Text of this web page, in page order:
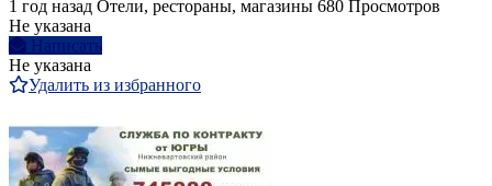
1 год назад Отели, рестораны, магазины 680 Просмотров
Не указана
Написать
Не указана
Удалить из избранного